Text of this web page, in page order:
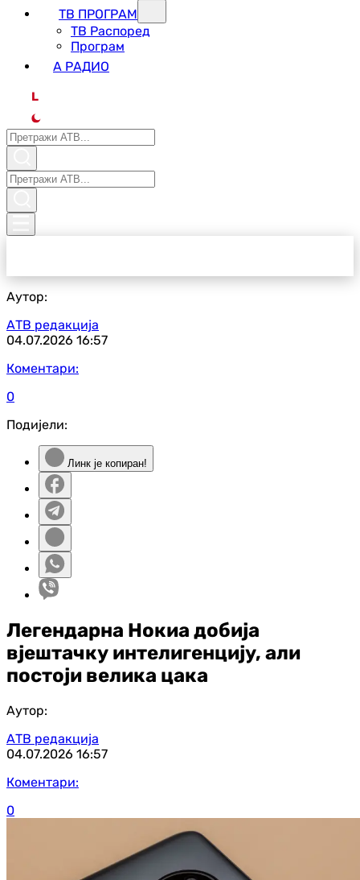
ТВ ПРОГРАМ
ТВ Распоред
Програм
А РАДИО
L
Аутор:
АТВ редакција
04.07.2026 16:57
Коментари:
0
Подијели:
Линк је копиран!
Легендарна Нокиа добија
вјештачку интелигенцију, али
постоји велика цака
Аутор:
АТВ редакција
04.07.2026 16:57
Коментари:
0